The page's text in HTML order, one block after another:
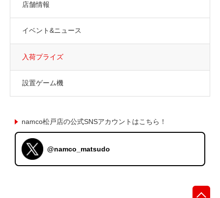
店舗情報
イベント&ニュース
入荷プライズ
設置ゲーム機
namco松戸店の公式SNSアカウントはこちら！
@namco_matsudo